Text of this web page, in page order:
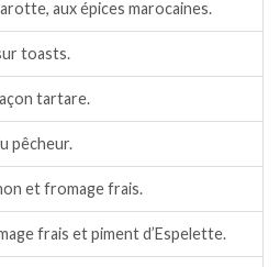
aux épices marocaines.
toasts.
tartare.
pêcheur.
et fromage frais.
frais et piment d’Espelette.